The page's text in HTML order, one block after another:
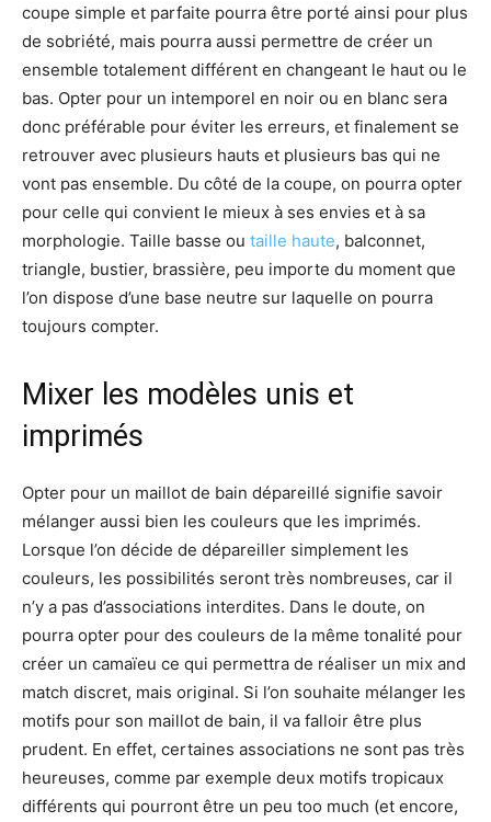
coupe simple et parfaite pourra être porté ainsi pour plus
de sobriété, mais pourra aussi permettre de créer un
ensemble totalement différent en changeant le haut ou le
bas. Opter pour un intemporel en noir ou en blanc sera
donc préférable pour éviter les erreurs, et finalement se
retrouver avec plusieurs hauts et plusieurs bas qui ne
vont pas ensemble. Du côté de la coupe, on pourra opter
pour celle qui convient le mieux à ses envies et à sa
morphologie. Taille basse ou taille haute, balconnet,
triangle, bustier, brassière, peu importe du moment que
l’on dispose d’une base neutre sur laquelle on pourra
toujours compter.
Mixer les modèles unis et
imprimés
Opter pour un maillot de bain dépareillé signifie savoir
mélanger aussi bien les couleurs que les imprimés.
Lorsque l’on décide de dépareiller simplement les
couleurs, les possibilités seront très nombreuses, car il
n’y a pas d’associations interdites. Dans le doute, on
pourra opter pour des couleurs de la même tonalité pour
créer un camaïeu ce qui permettra de réaliser un mix and
match discret, mais original. Si l’on souhaite mélanger les
motifs pour son maillot de bain, il va falloir être plus
prudent. En effet, certaines associations ne sont pas très
heureuses, comme par exemple deux motifs tropicaux
différents qui pourront être un peu too much (et encore,